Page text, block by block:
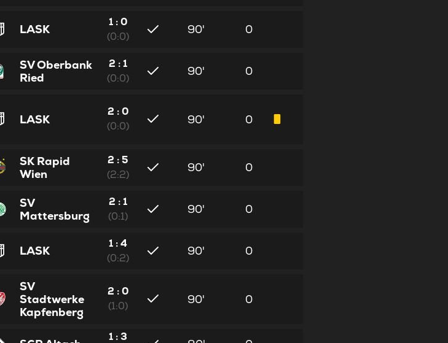
LASK
1 : 0
(0:0)
90' 0
SV Oberbank
Ried
2 : 1
(0:0)
90' 0
LASK
2 : 0
(0:0)
90' 0
SK Rapid
Wien
2 : 5
(2:2)
90' 0
SV
Mattersburg
2 : 1
(0:1)
90' 0
LASK
1 : 4
(0:2)
90' 0
SV
Stadtwerke
Kapfenberg
2 : 0
(1:0)
90' 0
1 : 3